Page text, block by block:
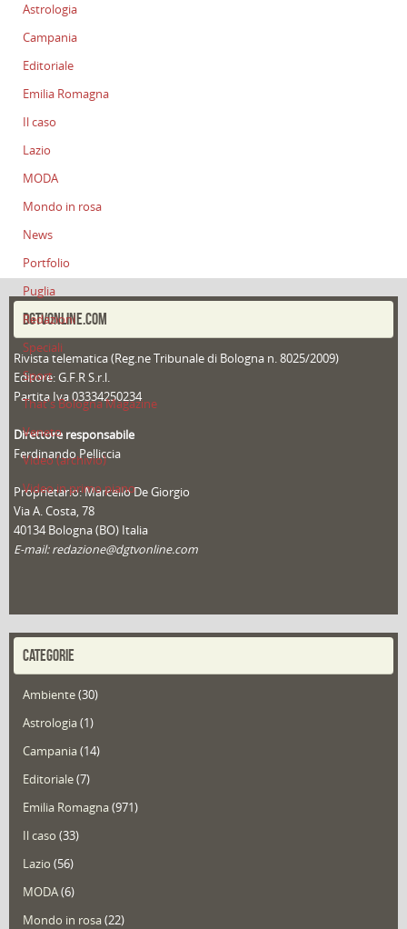
Astrologia
Campania
Editoriale
Emilia Romagna
Il caso
Lazio
MODA
Mondo in rosa
News
Portfolio
Puglia
Redazioni
Speciali
Sport
That's Bologna Magazine
Veneto
Video (archivio)
Video in primo piano
DGTVONLINE.COM
Rivista telematica (Reg.ne Tribunale di Bologna n. 8025/2009)
Editore: G.F.R S.r.l.
Partita Iva 03334250234
Direttore responsabile
Ferdinando Pelliccia
Proprietario: Marcello De Giorgio
Via A. Costa, 78
40134 Bologna (BO) Italia
E-mail: redazione@dgtvonline.com
CATEGORIE
Ambiente(30)
Astrologia(1)
Campania(14)
Editoriale(7)
Emilia Romagna(971)
Il caso (33)
Lazio (56)
MODA(6)
Mondo in rosa(22)